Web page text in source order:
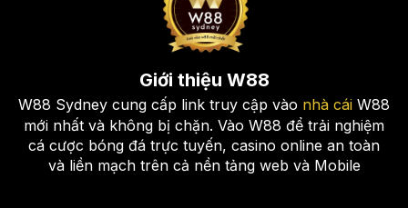
Giới thiệu W88
W88 Sydney cung cấp link truy cập vào nhà cái W88
mới nhất và không bị chặn. Vào W88 để trải nghiệm
cá cược bóng đá trực tuyến, casino online an toàn
và liền mạch trên cả nền tảng web và Mobile